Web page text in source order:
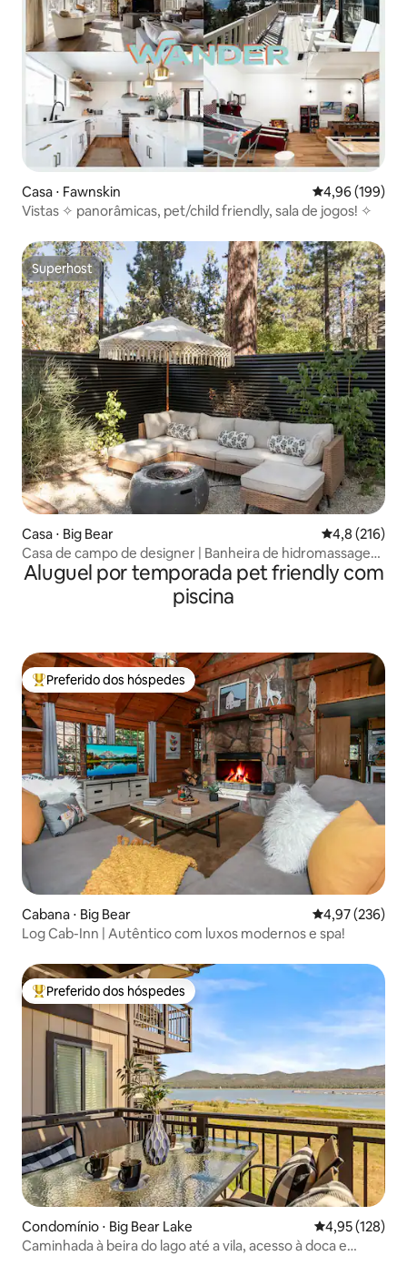
Casa ⋅ Fawnskin 4,96 de uma
4,96 (199)
Vistas ✧ panorâmicas, pet/child friendly, sala de jogos! ✧
Superhost
Superhost
Casa ⋅ Big Bear 4,8 de uma
4,8 (216)
Casa de campo de designer | Banheira de hidromassagem
| Fogueira | Churrasqueira
Aluguel por temporada pet friendly com
piscina
Entre os melhores preferidos dos hóspedes
Preferido dos hóspedes
Cabana ⋅ Big Bear 4,97 de uma
4,97 (236)
Log Cab-Inn | Autêntico com luxos modernos e spa!
Entre os melhores preferidos dos hóspedes
Preferido dos hóspedes
Condomínio ⋅ Big Bear Lake 4,95 de uma
4,95 (128)
Caminhada à beira do lago até a vila, acesso à doca e